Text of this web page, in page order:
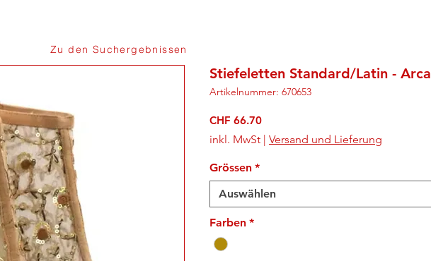
Stiefeletten Standard/Latin - Arca
Artikelnummer: 670653
CHF 66.70Preis
inkl. MwSt | Versand und Lieferung
Grössen *
Auswählen
Farben *
Zu den Suchergebnissen